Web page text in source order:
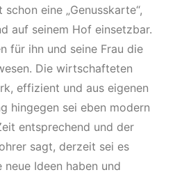
eine „Genusskarte“,
auf seinem Hof einsetzbar.
für ihn und seine Frau die
Die wirtschafteten
effizient und aus eigenen
hingegen sei eben modern
entsprechend und der
sagt, derzeit sei es
Ideen haben und